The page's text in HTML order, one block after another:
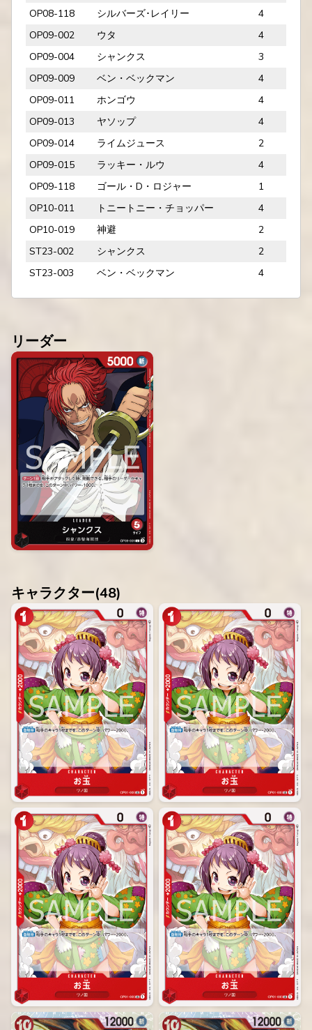
OP08-118
シルバーズ･レイリー
4
OP09-002
ウタ
4
OP09-004
シャンクス
3
OP09-009
ベン・ベックマン
4
OP09-011
ホンゴウ
4
OP09-013
ヤソップ
4
OP09-014
ライムジュース
2
OP09-015
ラッキー・ルウ
4
OP09-118
ゴール・D・ロジャー
1
OP10-011
トニートニー・チョッパー
4
OP10-019
神避
2
ST23-002
シャンクス
2
ST23-003
ベン・ベックマン 4
リーダー
キャラクター(48)